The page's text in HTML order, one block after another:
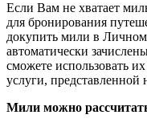
Если Вам не хватает
для бронирования
докупить мили в
автоматически
сможете использовать
услуги, представленной
Мили можно